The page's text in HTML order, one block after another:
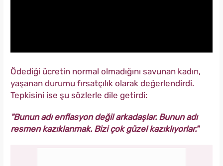
Ödediği ücretin normal olmadığını savunan kadın,
yaşanan durumu fırsatçılık olarak değerlendirdi.
Tepkisini ise şu sözlerle dile getirdi:
"Bunun adı enflasyon değil arkadaşlar. Bunun adı
resmen kazıklanmak. Bizi çok güzel kazıklıyorlar."